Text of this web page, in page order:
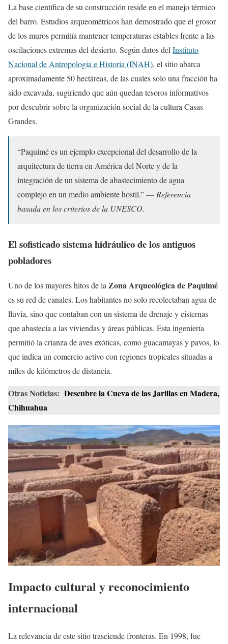
La base científica de su construcción reside en el manejo térmico
del barro. Estudios arqueométricos han demostrado que el grosor
de los muros permitía mantener temperaturas estables frente a las
oscilaciones extremas del desierto. Según datos delInstituto
Nacional de Antropología e Historia (INAH), el sitio abarca
aproximadamente 50 hectáreas, de las cuales solo una fracción ha
sido excavada, sugiriendo que aún quedan tesoros informativos
por descubrir sobre la organización social de la cultura Casas
Grandes.
“Paquimé es un ejemplo excepcional del desarrollo de la
arquitectura de tierra en América del Norte y de la
integración de un sistema de abastecimiento de agua
complejo en un medio ambiente hostil.” —Referencia
basada en los criterios de la UNESCO.
El sofisticado sistema hidráulico de los antiguos
pobladores
Uno de los mayores hitos de la Zona Arqueológica de Paquimé
es su red de canales. Los habitantes no solo recolectaban agua de
lluvia, sino que contaban con un sistema de drenaje y cisternas
que abastecía a las viviendas y áreas públicas. Esta ingeniería
permitió la crianza de aves exóticas, como guacamayas y pavos, lo
que indica un comercio activo con regiones tropicales situadas a
miles de kilómetros de distancia.
Otras Noticias: Descubre la Cueva de las Jarillas en Madera,
Chihuahua
Impacto cultural y reconocimiento
internacional
La relevancia de este sitio trasciende fronteras. En 1998, fue